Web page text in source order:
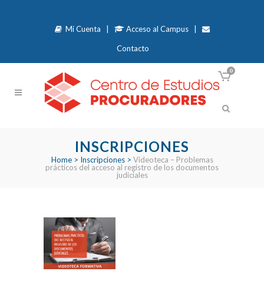
Mi Cuenta Acceso al Campus|
Contacto
0
INSCRIPCIONES
Home> Inscripciones> Videoteca – Problemas
prácticos del acceso al registro de los documentos
judiciales